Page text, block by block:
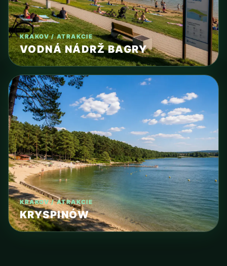
KRAKOV / ATRAKCIE
VODNÁ NÁDRŽ BAGRY
KRAKOV / ATRAKCIE
KRYSPINÓW